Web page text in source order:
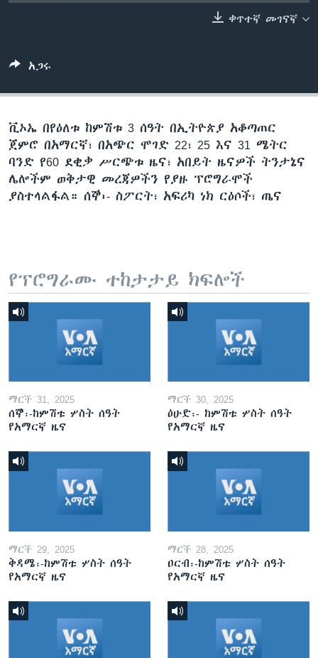
ቀጥተኛ መገናኛ
አጋሩ
ቪኦኤ በየዕለቱ ከምሽቱ 3 ሰዓት በኢትዮጵያ አቆጣጠር
ጀምሮ በአማርኛ፣ በአጭር ሞገድ 22፣ 25 እና 31 ሜትር
ባንድ የ60 ደቂቃ ሥርጭቱ ዜና፣ አበይት ዜናዎች ትንታኔና
ሌሎችም ወቅታዊ መረጃዎችን የያዙ ፕሮግራሞች
ያስተላልፋል። ሰኞ፡- ስፖርት፣ አፍሪካ ነክ ርዕሶች፣ ጤና
የፕሮግራሙ ተከታታይ ክፍሎች
ማርች 31, 2025
ሰኞ፡-ከምሽቱ ሦስት ሰዓት
የአማርኛ ዜና
ማርች 30, 2025
ዕሁድ፡- ከምሽቱ ሦስት ሰዓት
የአማርኛ ዜና
ማርች 29, 2025
ቅዳሜ፡-ከምሽቱ ሦስት ሰዓት
የአማርኛ ዜና
ማርች 28, 2025
ዐርብ፡-ከምሽቱ ሦስት ሰዓት
የአማርኛ ዜና